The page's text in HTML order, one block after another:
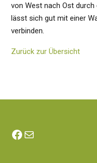
von West nach Ost durch
lässt sich gut mit einer
verbinden.
Zurück zur Übersicht
Facebook
E-Mail